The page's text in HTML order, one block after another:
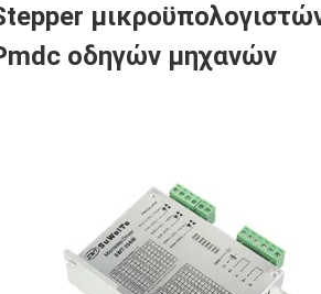
οδηγών μηχανών